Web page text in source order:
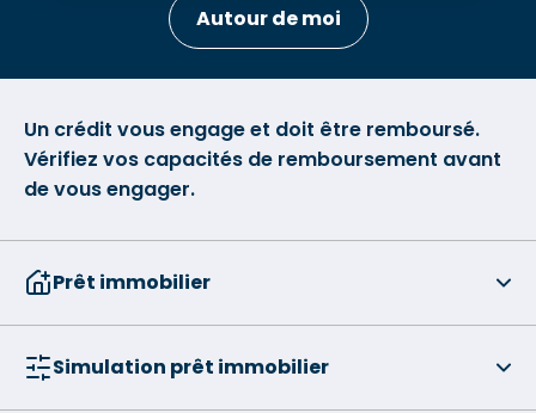
Autour de moi
Un crédit vous engage et doit être remboursé.
Vérifiez vos capacités de remboursement avant
de vous engager.
Prêt immobilier
Simulation prêt immobilier